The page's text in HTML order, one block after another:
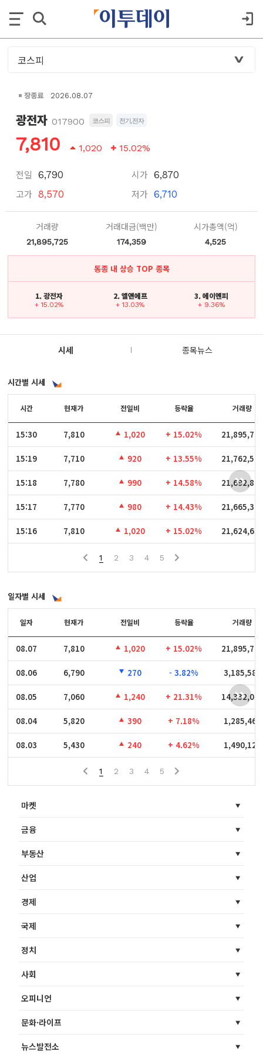
장종료 2026.08.07
광전자 017900 코스피 전기,전자
7,810 1,020 15.02%
전일 6,790
고가 8,570
시가 6,870
저가 6,710
거래량
21,895,725
거래대금(백만)
174,359
시가총액(억)
4,525
동종 내 상승 TOP 종목
1. 광전자
+ 15.02%
2. 엘앤에프
+ 13.03%
3. 에이엔피
+ 9.36%
시세 종목뉴스
시간별 시세
시간
15:30
15:19
15:18
15:17
15:16
시간 현재가 전일비 등락율 거래량
15:30 7,810 1,020 + 15.02% 21,895,725
15:19 7,710 920 + 13.55% 21,762,571
15:18 7,780 990 + 14.58% 21,692,804
15:17 7,770 980 + 14.43% 21,665,366
15:16 7,810 1,020 + 15.02% 21,624,637
1 2 3 4 5
일자별 시세
일자
08.07
08.06
08.05
08.04
08.03
일자 현재가 전일비 등락율 거래량
08.07 7,810 1,020 + 15.02% 21,895,725
08.06 6,790 270 - 3.82% 3,185,588
08.05 7,060 1,240 + 21.31% 14,332,043
08.04 5,820 390 + 7.18% 1,285,460
08.03 5,430 240 + 4.62% 1,490,128
1 2 3 4 5
마켓
금융
부동산
산업
경제
국제
정치
사회
오피니언
문화·라이프
뉴스발전소